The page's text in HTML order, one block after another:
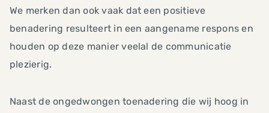
We merken dan ook vaak dat een positieve
benadering resulteert in een aangename respons en
houden op deze manier veelal de communicatie
plezierig.
Naast de ongedwongen toenadering die wij hoog in